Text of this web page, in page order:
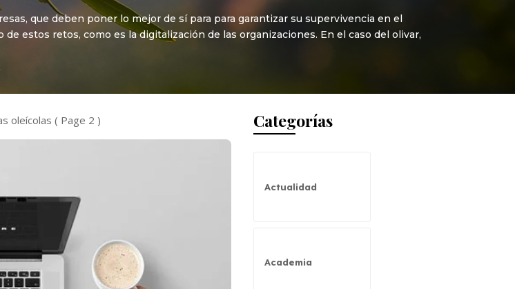
que deben poner lo mejor de sí para para garantizar su supervivencia en el
estos retos, como es la digitalización de las organizaciones. En el caso del olivar,
oleícolas ( Page 2 ) Categorías
Actualidad
Academia